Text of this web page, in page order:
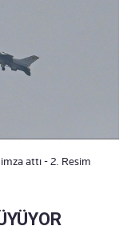
attı - 2. Resim